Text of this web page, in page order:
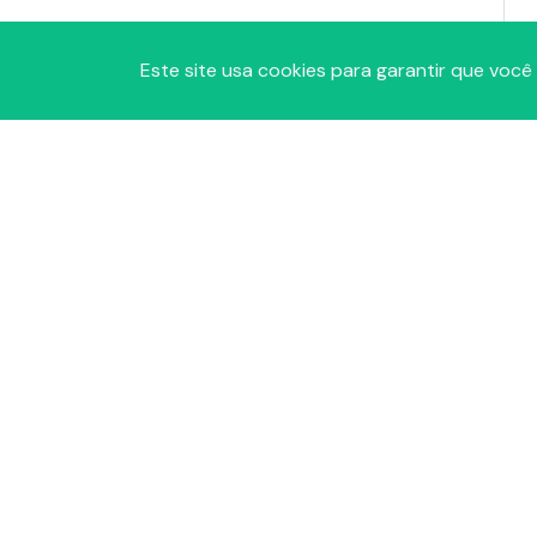
Este site usa cookies para garantir que